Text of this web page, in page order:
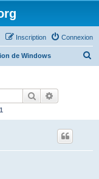
Connexion
Inscription
de Windows
Rechercher
1